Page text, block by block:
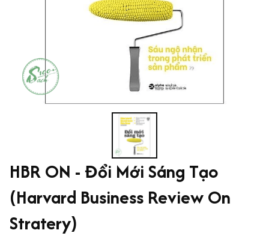
HBR ON - Đổi Mới Sáng Tạo
(Harvard Business Review On
Stratery)